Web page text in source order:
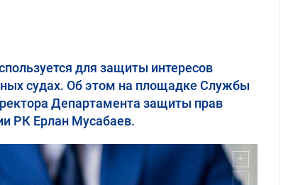
для защиты интересов
судах. Об этом на площадке Службы
Департамента защиты прав
РК Ерлан Мусабаев.